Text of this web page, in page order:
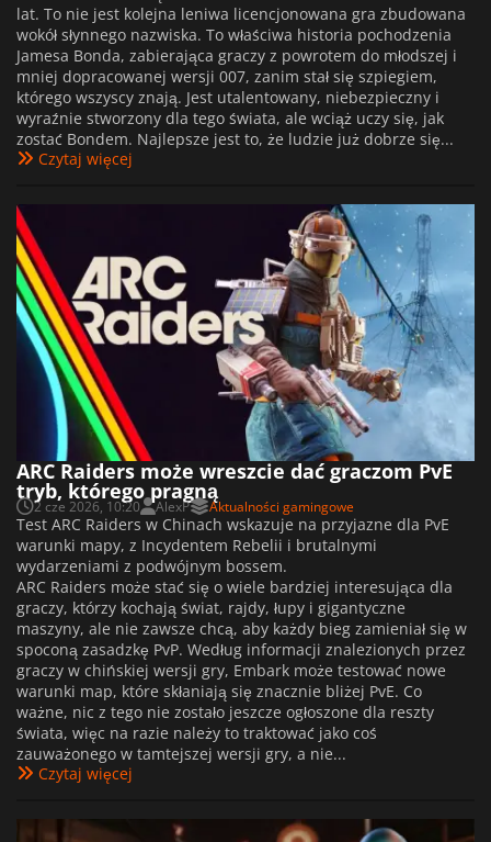
lat. To nie jest kolejna leniwa licencjonowana gra zbudowana
wokół słynnego nazwiska. To właściwa historia pochodzenia
Jamesa Bonda, zabierająca graczy z powrotem do młodszej i
mniej dopracowanej wersji 007, zanim stał się szpiegiem,
którego wszyscy znają. Jest utalentowany, niebezpieczny i
wyraźnie stworzony dla tego świata, ale wciąż uczy się, jak
zostać Bondem. Najlepsze jest to, że ludzie już dobrze się...
Czytaj więcej
ARC Raiders może wreszcie dać graczom PvE
tryb, którego pragną
2 cze 2026, 10:20 AlexP Aktualności gamingowe
Test ARC Raiders w Chinach wskazuje na przyjazne dla PvE
warunki mapy, z Incydentem Rebelii i brutalnymi
wydarzeniami z podwójnym bossem.
ARC Raiders może stać się o wiele bardziej interesująca dla
graczy, którzy kochają świat, rajdy, łupy i gigantyczne
maszyny, ale nie zawsze chcą, aby każdy bieg zamieniał się w
spoconą zasadzkę PvP. Według informacji znalezionych przez
graczy w chińskiej wersji gry, Embark może testować nowe
warunki map, które skłaniają się znacznie bliżej PvE. Co
ważne, nic z tego nie zostało jeszcze ogłoszone dla reszty
świata, więc na razie należy to traktować jako coś
zauważonego w tamtejszej wersji gry, a nie...
Czytaj więcej